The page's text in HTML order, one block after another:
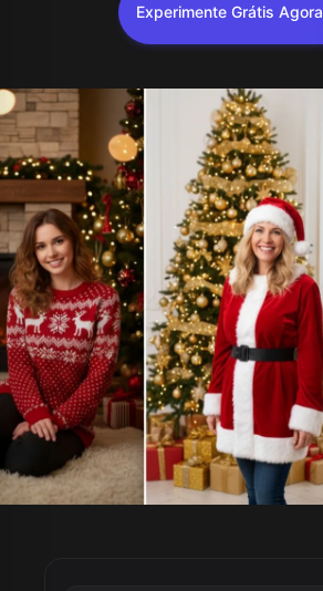
Experimente Grátis Agora